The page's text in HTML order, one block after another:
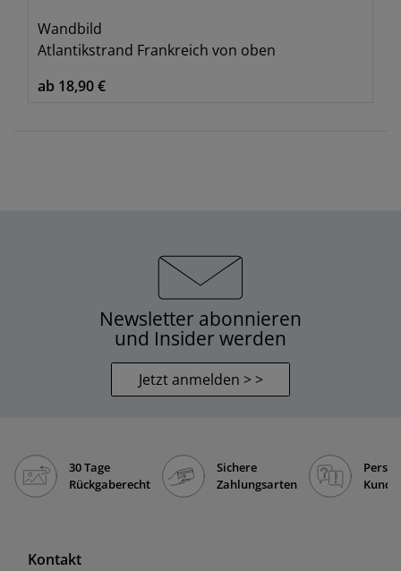
Wandbild
Atlantikstrand Frankreich von oben
ab 18,90 €
Newsletter abonnieren
und Insider werden
Jetzt anmelden > >
30 Tage
Rückgaberecht
Sichere
Zahlungsarten
Kontakt